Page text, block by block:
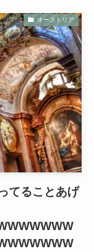
オーストリア
てることあげ